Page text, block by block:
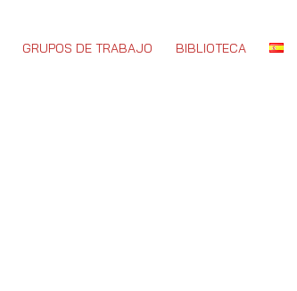
GRUPOS DE TRABAJO BIBLIOTECA